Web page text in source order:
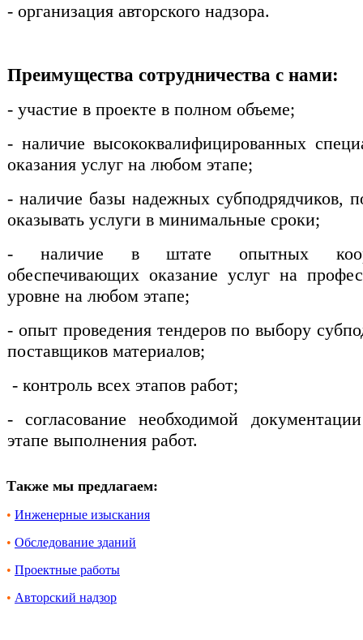
- организация авторского надзора.
Преимущества сотрудничества с нами:
- участие в проекте в полном объеме;
- наличие высококвалифицированных
оказания услуг на любом этапе;
- наличие базы надежных субподрядчиков,
оказывать услуги в минимальные сроки;
- наличие в штате опытных
обеспечивающих оказание услуг на
уровне на любом этапе;
- опыт проведения тендеров по выбору
поставщиков материалов;
- контроль всех этапов работ;
- согласование необходимой
этапе выполнения работ.
Также мы предлагаем:
• Инженерные изыскания
• Обследование зданий
• Проектные работы
• Авторский надзор